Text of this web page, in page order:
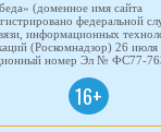
(доменное имя сайта
федеральной
информационных
(Роскомнадзор) 26 июля
номер Эл № ФС77-
16+